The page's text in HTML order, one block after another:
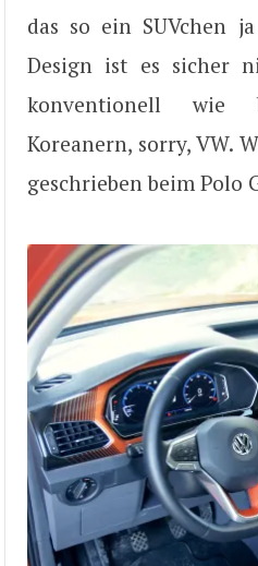
das so ein SUVchen
Design ist es sicher
konventionell wie
Koreanern, sorry, VW.
geschrieben beim Polo